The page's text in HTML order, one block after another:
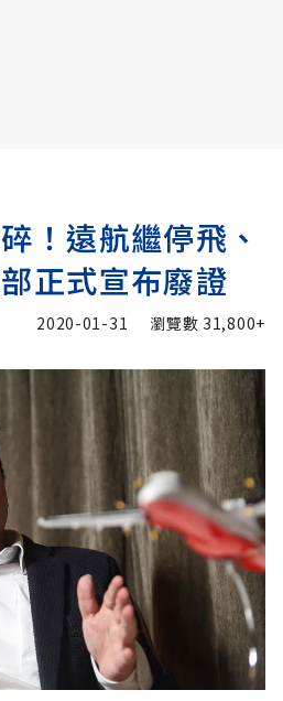
！遠航繼停飛、
正式宣布廢證
2020-01-31 瀏覽數 31,800+